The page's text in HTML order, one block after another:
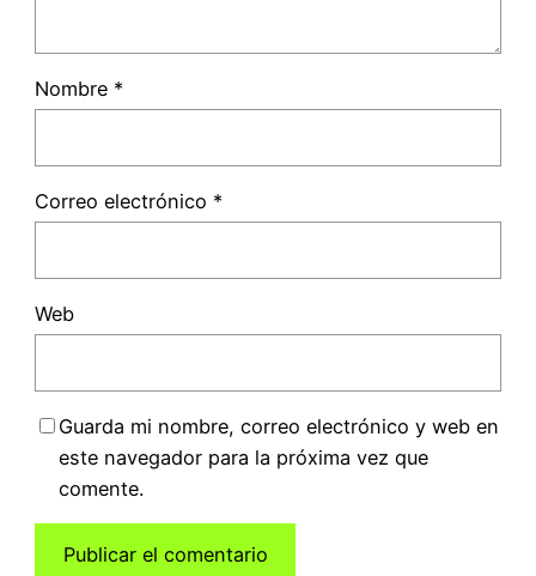
Nombre *
Correo electrónico *
Web
Guarda mi nombre, correo electrónico y web en
este navegador para la próxima vez que
comente.